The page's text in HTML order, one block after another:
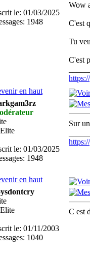
le: 01/03/2025
1948
Wow
C'est
Tu
C'est
en haut
le: 01/03/2025
1948
Sur
en haut
le: 01/11/2003
1040
C est